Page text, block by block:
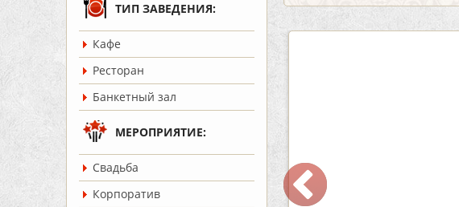
ТИП ЗАВЕДЕНИЯ:
Кафе
Ресторан
Банкетный зал
МЕРОПРИЯТИЕ:
Cвадьба
Корпоратив
5
Кафе «Шишка»